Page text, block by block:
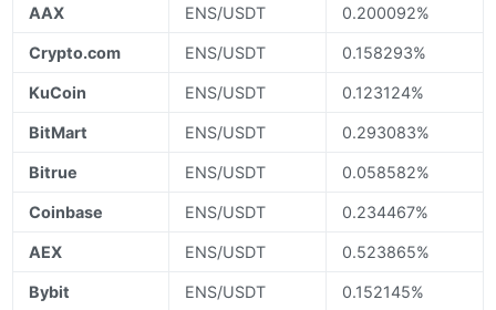
AAX ENS/USDT 0.200092%
Crypto.com ENS/USDT 0.158293%
KuCoin ENS/USDT 0.123124%
BitMart ENS/USDT 0.293083%
Bitrue ENS/USDT 0.058582%
Coinbase ENS/USDT 0.234467%
AEX ENS/USDT 0.523865%
Bybit ENS/USDT 0.152145%